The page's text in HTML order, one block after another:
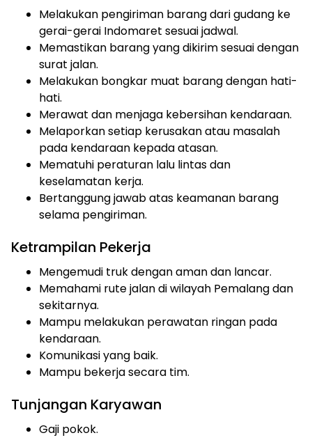
Melakukan pengiriman barang dari gudang ke
gerai-gerai Indomaret sesuai jadwal.
Memastikan barang yang dikirim sesuai dengan
surat jalan.
Melakukan bongkar muat barang dengan hati-
hati.
Merawat dan menjaga kebersihan kendaraan.
Melaporkan setiap kerusakan atau masalah
pada kendaraan kepada atasan.
Mematuhi peraturan lalu lintas dan
keselamatan kerja.
Bertanggung jawab atas keamanan barang
selama pengiriman.
Ketrampilan Pekerja
Mengemudi truk dengan aman dan lancar.
Memahami rute jalan di wilayah Pemalang dan
sekitarnya.
Mampu melakukan perawatan ringan pada
kendaraan.
Komunikasi yang baik.
Mampu bekerja secara tim.
Tunjangan Karyawan
Gaji pokok.